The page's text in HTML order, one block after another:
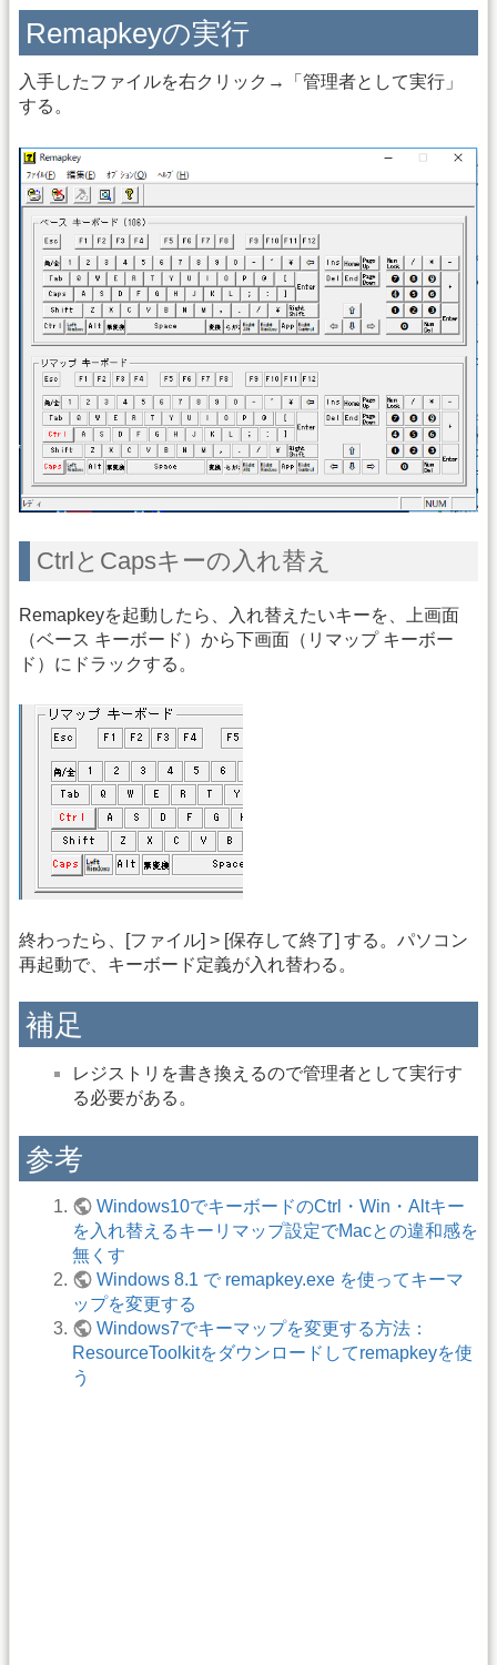
Remapkeyの実行
入手したファイルを右クリック→「管理者として実行」
する。
CtrlとCapsキーの入れ替え
Remapkeyを起動したら、入れ替えたいキーを、上画面
（ベース キーボード）から下画面（リマップ キーボー
ド）にドラックする。
終わったら、[ファイル] > [保存して終了] する。パソコン
再起動で、キーボード定義が入れ替わる。
補足
レジストリを書き換えるので管理者として実行す
る必要がある。
参考
Windows10でキーボードのCtrl・Win・Altキー
を入れ替えるキーリマップ設定でMacとの違和感を
無くす
Windows 8.1 で remapkey.exe を使ってキーマ
ップを変更する
Windows7でキーマップを変更する方法：
ResourceToolkitをダウンロードしてremapkeyを使
う